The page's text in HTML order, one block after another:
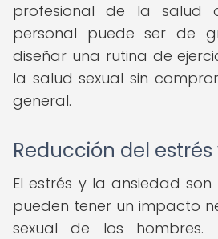
profesional de la salud
personal puede ser de
diseñar una rutina de
la salud sexual sin
general.
Reducción del
El estrés y la ansiedad
pueden tener un impacto
sexual de los hombres.